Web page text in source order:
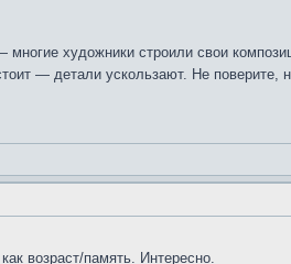
художники строили свои
— детали ускользают. Не
возраст/память. Интересно.